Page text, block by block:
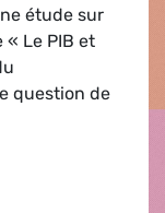
étude sur
Le PIB et
question de